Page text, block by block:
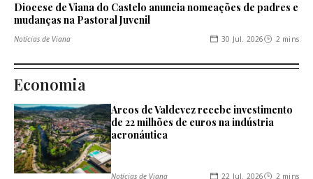
Diocese de Viana do Castelo anuncia nomeações de padres e
mudanças na Pastoral Juvenil
Notícias de Viana 30 Jul. 2026 2 mins
Economia
Arcos de Valdevez recebe investimento
de 22 milhões de euros na indústria
aeronáutica
Notícias de Viana 22 Jul. 2026 2 mins